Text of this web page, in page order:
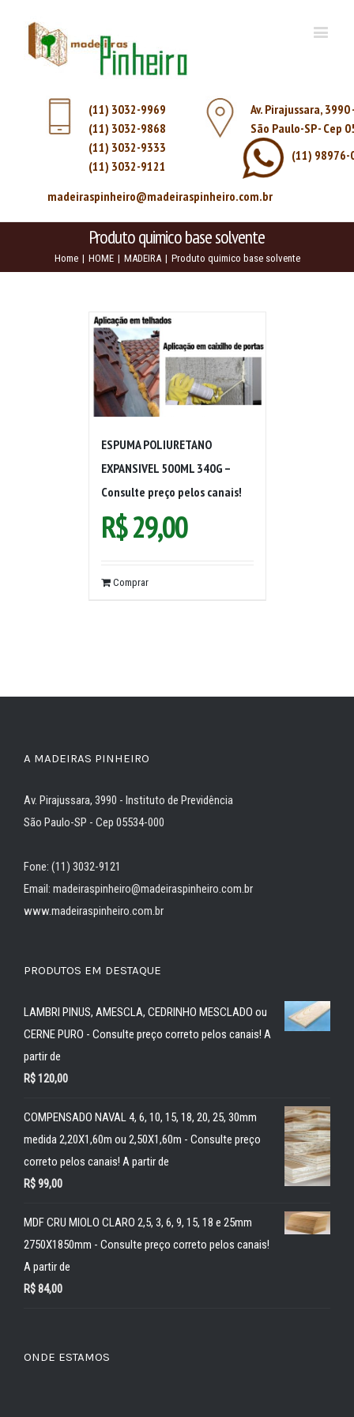
(11) 3032-9969
(11) 3032-9868
(11) 3032-9333
(11) 3032-9121
Av. Pirajussara,
São Paulo-SP - Cep
(11) 98976-
madeiraspinheiro@madeiraspinheiro.com.br
Produto quimico base solvente
Home | HOME | MADEIRA | Produto quimico base solvente
ESPUMA POLIURETANO
EXPANSIVEL 500ML 340G –
Consulte preço pelos canais!
R$29,00
Comprar
A MADEIRAS PINHEIRO
Av. Pirajussara, 3990 - Instituto de Previdência
São Paulo-SP - Cep 05534-000
Fone: (11) 3032-9121
Email: madeiraspinheiro@madeiraspinheiro.com.br
www.madeiraspinheiro.com.br
PRODUTOS EM DESTAQUE
LAMBRI PINUS, AMESCLA, CEDRINHO MESCLADO ou
CERNE PURO - Consulte preço correto pelos canais! A
partir de
R$120,00
COMPENSADO NAVAL 4, 6, 10, 15, 18, 20, 25, 30mm
medida 2,20X1,60m ou 2,50X1,60m - Consulte preço
correto pelos canais! A partir de
R$99,00
MDF CRU MIOLO CLARO 2,5, 3, 6, 9, 15, 18 e 25mm
2750X1850mm - Consulte preço correto pelos canais!
A partir de
R$84,00
ONDE ESTAMOS